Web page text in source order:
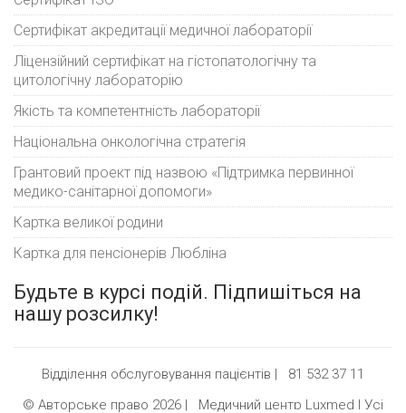
Сертифікат акредитації медичної лабораторії
Ліцензійний сертифікат на гістопатологічну та
цитологічну лабораторію
Якість та компетентність лабораторії
Національна онкологічна стратегія
Грантовий проект під назвою «Підтримка первинної
медико-санітарної допомоги»
Картка великої родини
Картка для пенсіонерів Любліна
Будьте в курсі подій. Підпишіться на
нашу розсилку!
Відділення обслуговування пацієнтів | 81 532 37 11
© Авторське право 2026 | Медичний центр Luxmed | Усі